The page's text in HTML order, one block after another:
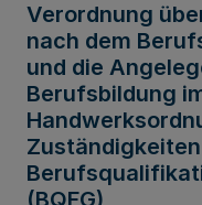
Verordnung
nach dem
und die
Berufsbildung
(BQFG)